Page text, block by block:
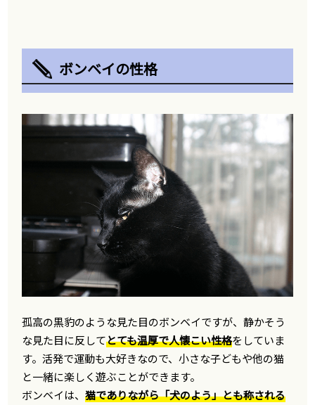
ボンベイの性格
孤高の黒豹のような見た目のボンベイですが、静かそう
な見た目に反してとても温厚で人懐こい性格をしていま
す。活発で運動も大好きなので、小さな子どもや他の猫
と一緒に楽しく遊ぶことができます。
ボンベイは、猫でありながら「犬のよう」とも称される